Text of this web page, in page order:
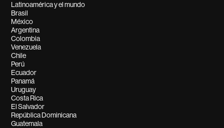
Latinoamérica y el mundo
Brasil
México
Argentina
Colombia
Venezuela
Chile
Perú
Ecuador
Panamá
Uruguay
Costa Rica
El Salvador
República Dominicana
Guatemala